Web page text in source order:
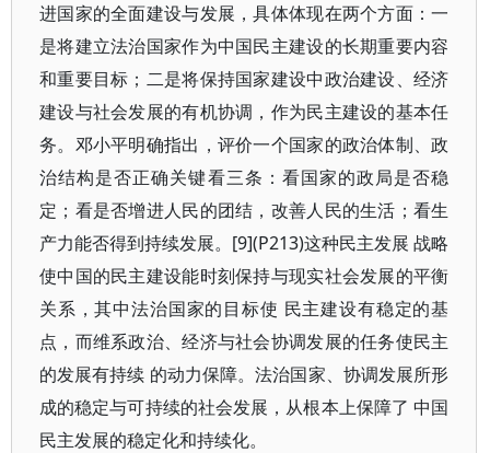
进国家的全面建设与发展，具体体现在两个方面：一
是将建立法治国家作为中国民主建设的长期重要内容
和重要目标；二是将保持国家建设中政治建设、经济
建设与社会发展的有机协调，作为民主建设的基本任
务。邓小平明确指出，评价一个国家的政治体制、政
治结构是否正确关键看三条：看国家的政局是否稳
定；看是否增进人民的团结，改善人民的生活；看生
产力能否得到持续发展。[9](P213)这种民主发展 战略
使中国的民主建设能时刻保持与现实社会发展的平衡
关系，其中法治国家的目标使 民主建设有稳定的基
点，而维系政治、经济与社会协调发展的任务使民主
的发展有持续 的动力保障。法治国家、协调发展所形
成的稳定与可持续的社会发展，从根本上保障了 中国
民主发展的稳定化和持续化。